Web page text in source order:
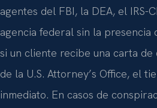
agentes del FBI, la DEA, el IRS-
agencia federal sin la presencia
si un cliente recibe una carta de
de la U.S. Attorney’s Office, el
inmediato. En casos de